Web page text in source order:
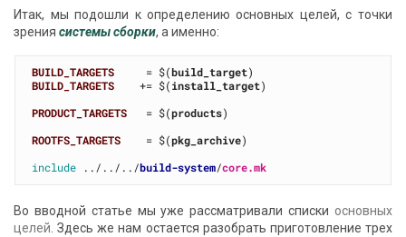
Итак, мы подошли к определению основных целей, с точки
зрениясистемы сборки, а именно:
BUILD_TARGETS
     = $(
build_target
BUILD_TARGETS
    += $(
install_target)
PRODUCT_TARGETS
   = $(
products)
ROOTFS_TARGETS
    = $(
pkg_archive)
include ../../../build-system/core.mk
Во вводной статье мы уже рассматривали списки основных
целей. Здесь же нам остается разобрать приготовление трех